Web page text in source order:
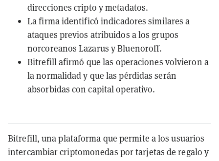
direcciones cripto y metadatos.
La firma identificó indicadores similares a
ataques previos atribuidos a los grupos
norcoreanos Lazarus y Bluenoroff.
Bitrefill afirmó que las operaciones volvieron a
la normalidad y que las pérdidas serán
absorbidas con capital operativo.
Bitrefill, una plataforma que permite a los usuarios
intercambiar criptomonedas por tarjetas de regalo y